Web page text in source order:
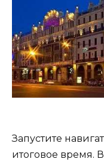
Запустите
итоговое время.